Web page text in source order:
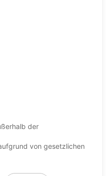
der
von gesetzlichen